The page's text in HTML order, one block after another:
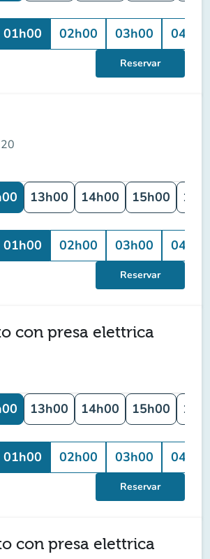
01h00 02h00 03h00 04h00
Reservar
13h00 14h00 15h00
01h00 02h00 03h00 04h00
Reservar
con presa elettrica
13h00 14h00 15h00
01h00 02h00 03h00 04h00
Reservar
con presa elettrica